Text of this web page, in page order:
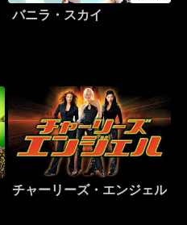
バニラ・スカイ
チャーリーズ・エンジェル